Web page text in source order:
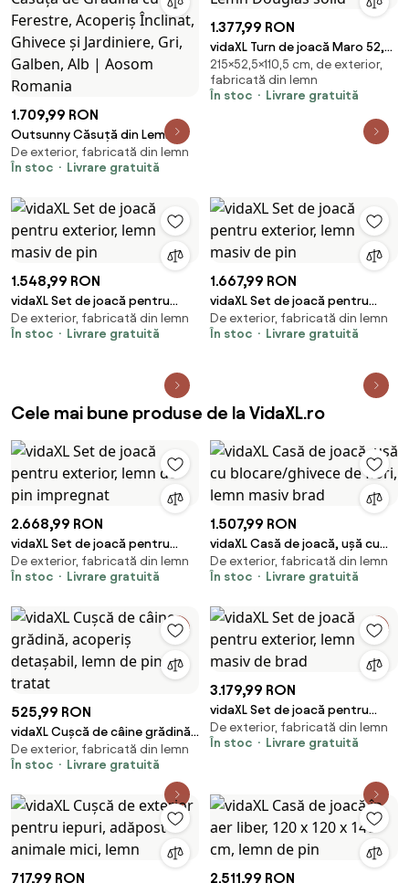
1.709,99 RON
Outsunny Căsuță din Lemn
pentru Copii 3-8 Ani, Căsuță de
Grădină cu Ferestre, Acoperiș
Gri, Galben, Alb | Aosom
Romania
De exterior, fabricată din lemn
În stoc
Livrare gratuită
1.377,99 RON
vidaXL Turn de joacă Maro 52,5
x 110,5 x 215 cm Lemn Douglas
solid
215×52,5×110,5 cm, de exterior,
fabricată din lemn
În stoc
Livrare gratuită
1.548,99 RON
vidaXL Set de joacă pentru
exterior, lemn masiv de pin
De exterior, fabricată din lemn
În stoc
Livrare gratuită
1.667,99 RON
vidaXL Set de joacă pentru
exterior, lemn masiv de pin
De exterior, fabricată din lemn
În stoc
Livrare gratuită
Cele mai bune produse de la VidaXL.ro
2.668,99 RON
vidaXL Set de joacă pentru
exterior, lemn de pin impregnat
De exterior, fabricată din lemn
În stoc
Livrare gratuită
1.507,99 RON
vidaXL Casă de joacă, ușă cu
blocare/ghivece de flori, lemn
masiv brad
De exterior, fabricată din lemn
În stoc
Livrare gratuită
525,99 RON
vidaXL Cușcă de câine grădină,
acoperiș detașabil, lemn de pin
tratat
De exterior, fabricată din lemn
În stoc
Livrare gratuită
3.179,99 RON
vidaXL Set de joacă pentru
exterior, lemn masiv de brad
De exterior, fabricată din lemn
În stoc
Livrare gratuită
717,99 RON 2.511,99 RON